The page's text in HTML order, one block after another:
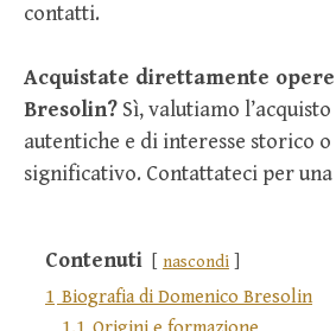
contatti.
Acquistate direttamente
Bresolin? Sì, valutiamo
autentiche e di interesse storico
significativo. Contattateci per
Contenuti nascondi
1 Biografia di Domenico Bresolin